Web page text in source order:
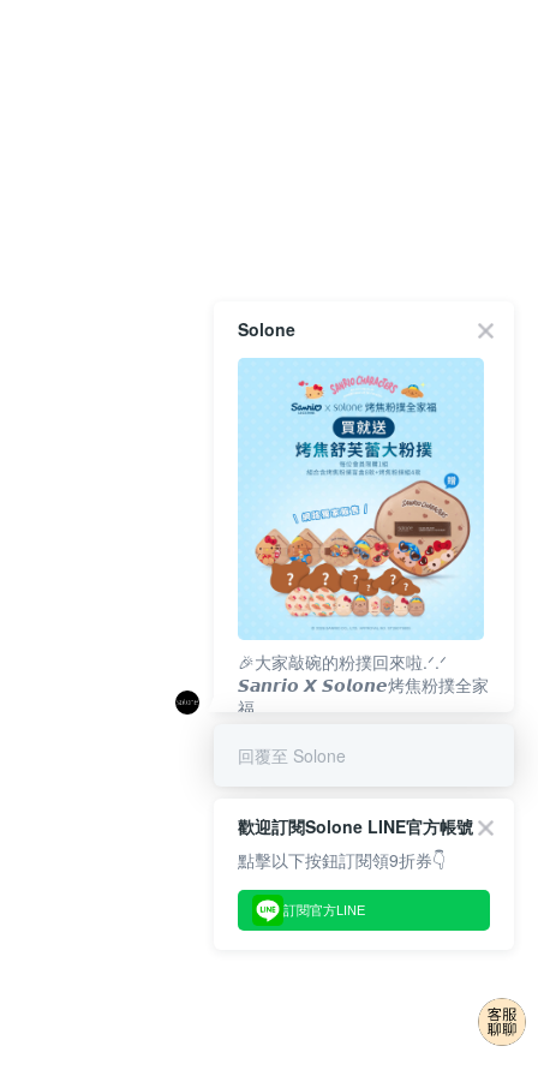
Solone
🎉大家敲碗的粉撲回來啦.ᐟ‪‪.ᐟ
𝙎𝙖𝙣𝙧𝙞𝙤 𝙓 𝙎𝙤𝙡𝙤𝙣𝙚烤焦粉撲全家
福
回覆至 Solone
歡迎訂閱Solone LINE官方帳號
點擊以下按鈕訂閱領9折券👇
訂閱官方LINE